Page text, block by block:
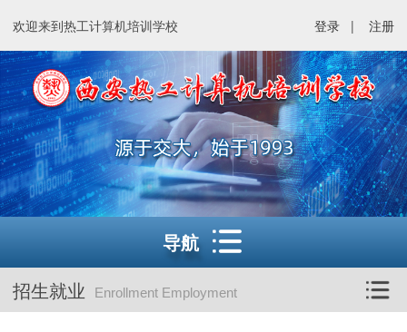
欢迎来到热工计算机培训学校 登录 | 注册
导航
招生就业 Enrollment Employment